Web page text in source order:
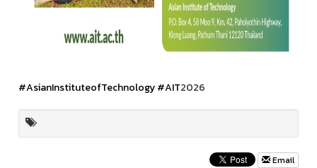
#AsianInstituteofTechnology#AIT2026
Email